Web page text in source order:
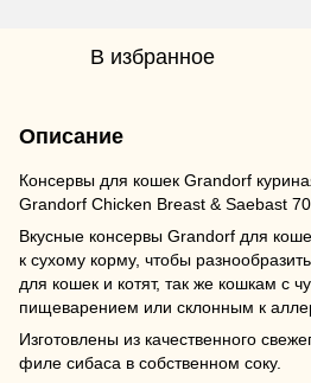
В избранное
Описание
Консервы для кошек Grandorf
Grandorf Chicken Breast & Saebast
Вкусные консервы Grandorf для
к сухому корму, чтобы
для кошек и котят, так же кошкам с
пищеварением или склонным к
Изготовлены из качественного
филе сибаса в собственном соку.